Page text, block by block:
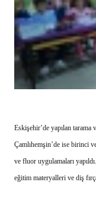
Eskişehir’de yapılan
Çamlıhemşin’de ise birinci
ve fluor uygulamaları
eğitim materyalleri ve diş